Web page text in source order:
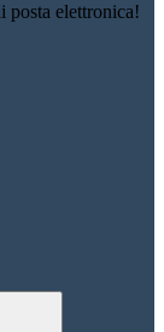
posta elettronica!